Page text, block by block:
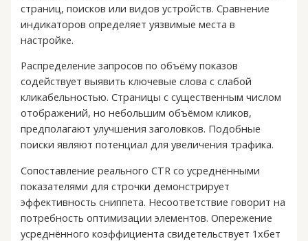
страниц, поисков или видов устройств. Сравнение
индикаторов определяет уязвимые места в
настройке.
Распределение запросов по объёму показов
содействует выявить ключевые слова с слабой
кликабельностью. Страницы с существенным числом
отображений, но небольшим объёмом кликов,
предполагают улучшения заголовков. Подобные
поиски являют потенциал для увеличения трафика.
Сопоставление реального CTR со усреднёнными
показателями для строчки демонстрирует
эффективность сниппета. Несоответствие говорит на
потребность оптимизации элементов. Опережение
усреднённого коэффициента свидетельствует 1хбет